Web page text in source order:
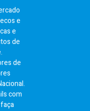
e
e
de
de
com